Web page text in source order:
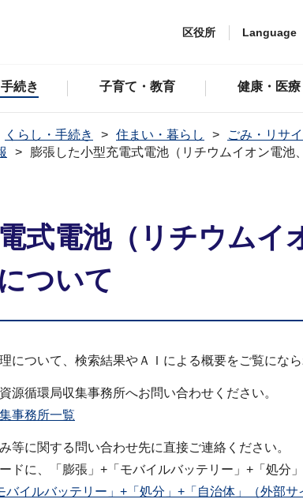
区役所 Language
続き 子育て・教育 健康・医
くらし・手続き 住まい・暮らし ごみ・リサ
膨張した小型充電式電池（リチウムイオン電
式電池（リチウム
ついて
について、検索結果やＡＩによる概要をご覧にな
源循環局収集事務所へお問い合わせください。
事務所一覧
等に関する問い合わせ先に直接ご連絡ください。
ドに、「膨張」+「モバイルバッテリー」+「処分
バイルバッテリー」+「処分」+「自治体」（外部サ